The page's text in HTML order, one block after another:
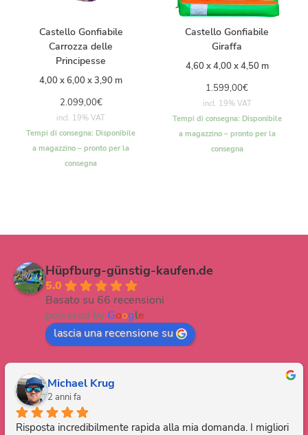
Castello Gonfiabile
Carrozza delle
Principesse
4,00 x 6,00 x 3,90 m
2.099,00€
incl. 19% VAT
Tempi di consegna: Disponibile
a magazzino – pronto per la
consegna
Castello Gonfiabile
Giraffa
4,60 x 4,00 x 4,50 m
1.599,00€
incl. 19% VAT
Tempi di consegna: Disponibile
a magazzino – pronto per la
consegna
Hüpfburg-günstig-kaufen.de
5.0
Basato su 66 recensioni
powered by Google
lascia una recensione su
Michael Krug
2 anni fa
Risposta incredibilmente rapida alla mia domanda. I migliori